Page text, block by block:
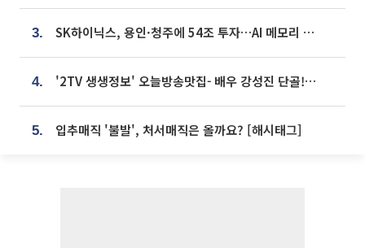
3. SK하이닉스, 용인·청주에 54조 투자…AI 메모리 생산기지 키운다
4. '2TV 생생정보' 오늘방송맛집- 배우 강성진 단골! 쌀국수ㆍ푸팟퐁 커리 맛집 '블○○○'
5. 입추매직 '불발', 처서매직은 올까요? [해시태그]